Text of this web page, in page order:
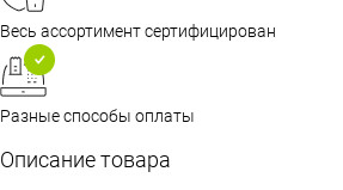
Весь ассортимент сертифицирован
Разные способы оплаты
Описание товара